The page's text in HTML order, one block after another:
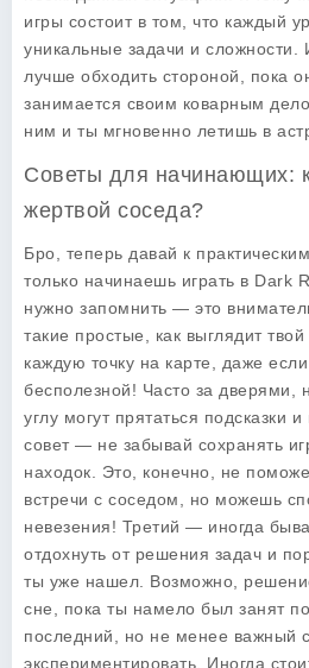
игры состоит в том, что каждый
уникальные задачи и сложности.
лучше обходить стороной, пока
занимается своим коварным
ним и ты мгновенно летишь в
Советы для начинающих:
жертвой соседа?
Бро, теперь давай к
только начинаешь играть в Dark
нужно запомнить — это
такие простые, как выглядит
каждую точку на карте, даже
бесполезной! Часто за дверями,
углу могут прятаться подсказки
совет — не забывай сохранять
находок. Это, конечно, не
встречи с соседом, но можешь
невезения! Третий — иногда
отдохнуть от решения задач и
ты уже нашел. Возможно,
сне, пока ты намело был занят
последний, но не менее важный
экспериментировать. Иногда